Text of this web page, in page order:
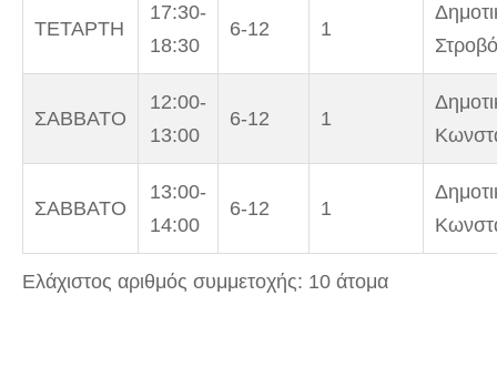
ΤΕΤΑΡΤΗ
17:30-
18:30
6-12 1
ΣΑΒΒΑΤΟ
12:00-
13:00
6-12 1
ΣΑΒΒΑΤΟ
13:00-
14:00
6-12 1
Ελάχιστος αριθμός συμμετοχής: 10 άτομα